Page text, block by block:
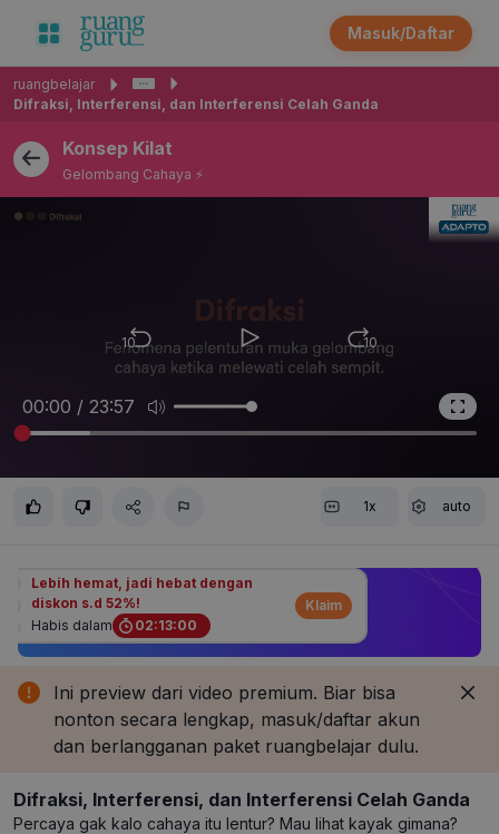
Masuk/Daftar
ruangbelajar
Difraksi, Interferensi, dan Interferensi Celah Ganda
Konsep Kilat
Gelombang Cahaya ⚡
10 10
00:00 / 23:57
1x auto
Lebih hemat, jadi hebat dengan
diskon s.d 52%!
Habis dalam
02:13:00
Klaim
Ini preview dari video premium. Biar bisa
nonton secara lengkap, masuk/daftar akun
dan berlangganan paket ruangbelajar dulu.
Difraksi, Interferensi, dan Interferensi Celah Ganda
Percaya gak kalo cahaya itu lentur? Mau lihat kayak gimana?